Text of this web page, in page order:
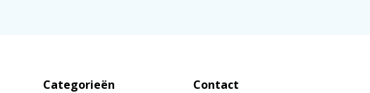
Categorieën Contact